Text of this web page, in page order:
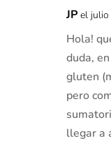
JP el julio
Hola!
duda,
gluten
pero
llegar a